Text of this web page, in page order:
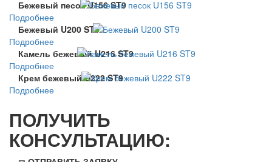
Бежевый песок U156 ST9
Подробнее
Бежевый U200 ST9
Подробнее
Камель бежевый U216 ST9
Подробнее
Крем бежевый U222 ST9
Подробнее
ПОЛУЧИТЬ
КОНСУЛЬТАЦИЮ: